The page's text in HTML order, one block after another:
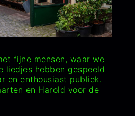
fijne mensen, waar we
liedjes hebben gespeeld
en enthousiast publiek.
en Harold voor de